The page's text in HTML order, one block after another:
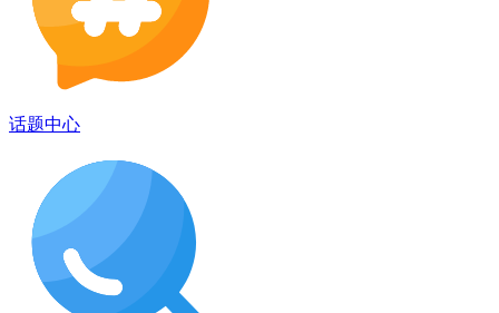
话题中心